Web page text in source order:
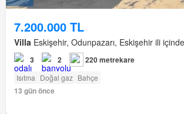
7.200.000 TL
Villa Eskişehir, Odunpazarı, Eskişehir ili içinde
3 2 220 metrekare
Isıtma Doğal gaz Bahçe
13 gün önce